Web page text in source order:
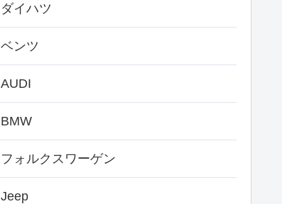
ダイハツ
ベンツ
AUDI
BMW
フォルクスワーゲン
Jeep